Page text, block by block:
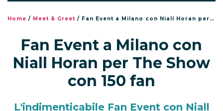
Home / Meet & Greet / Fan Event a Milano con Niall Horan per The Show con 150 fan
Fan Event a Milano con
Niall Horan per The Show
con 150 fan
L'indimenticabile Fan Event con Niall